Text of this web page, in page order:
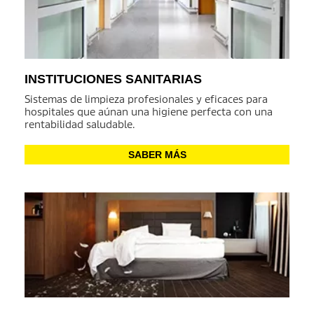
INSTITUCIONES SANITARIAS
Sistemas de limpieza profesionales y eficaces para
hospitales que aúnan una higiene perfecta con una
rentabilidad saludable.
SABER MÁS